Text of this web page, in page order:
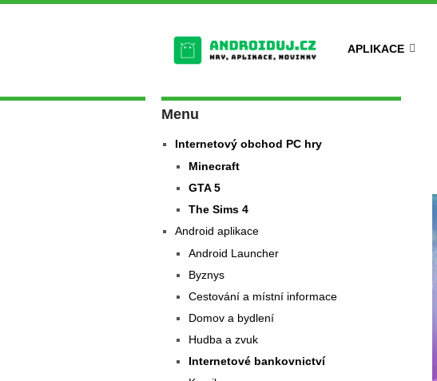
APLIKACE
Menu
Internetový obchod PC hry
Minecraft
GTA 5
The Sims 4
Android aplikace
Android Launcher
Byznys
Cestování a místní informace
Domov a bydlení
Hudba a zvuk
Internetové bankovnictví